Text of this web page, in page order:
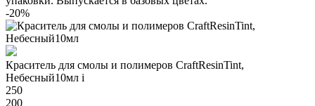
-20%
Краситель для смолы и полимеров CraftResinTint,
Небесный10мл i
250
200